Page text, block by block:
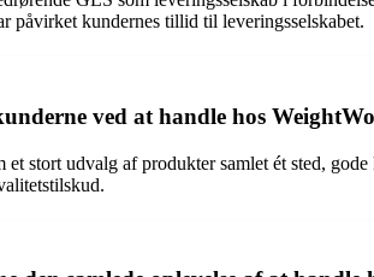
påvirket kundernes tillid til leveringsselskabet.
ved at handle hos
stort udvalg af produkter samlet ét sted,